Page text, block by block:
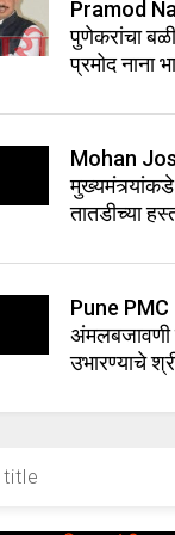
Pramod
पुणेकरांचा
प्रमोद नाना
Mohan
मुख्यमंत्र्यांकडे
तातडीच्या
Pune PMC
अंमलबजावणी
उभारण्याचे